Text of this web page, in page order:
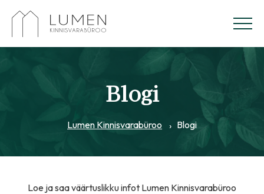
Blogi
Lumen Kinnisvarabüroo Blogi
Loe ja saa väärtuslikku infot Lumen Kinnisvarabüroo